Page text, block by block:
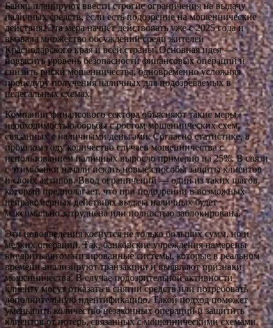
Банки планируют ввести строгие ограничения на выдачу
наличных средств, если есть подозрение на мошеннические
действия. Эта мера начнёт действовать уже с 2025 года и
вызвала множество обсуждений среди жителей
Краснодарского края и всей страны. Основная идея —
повысить уровень безопасности финансовых операций и
снизить риски мошенничества, одновременно усложняя
процедуру получения наличных для подозреваемых в
нелегальных схемах.
Компании финансового сектора объясняют такие меры
необходимостью борьбы с ростом мошеннических схем,
связанных с наличными деньгами. Согласно статистике, в
прошлом году количество случаев мошенничества с
использованием наличных выросло примерно на 25%. В связи
с этим банки начали искать новые способы защиты клиентов
и своих активов. Ввод ограничений — один из таких шагов,
который предполагает, что при подозрении в возможных
неправомерных действиях выдача наличных будет
максимально затруднена или полностью заблокирована.
Эти нововведения коснутся не только больших сумм, но и
мелких операций. Так, банковские учреждения намерены
внедрить автоматизированные системы, которые в реальном
времени анализируют транзакции и выявляют признаки
мошенничества. В случае подозрительной активности
клиенту могут отказать в снятии средств или потребовать
дополнительную идентификацию. Такой подход поможет
уменьшить количество незаконных операций и защитить
клиентов от потерь, связанных с мошенническими схемами.